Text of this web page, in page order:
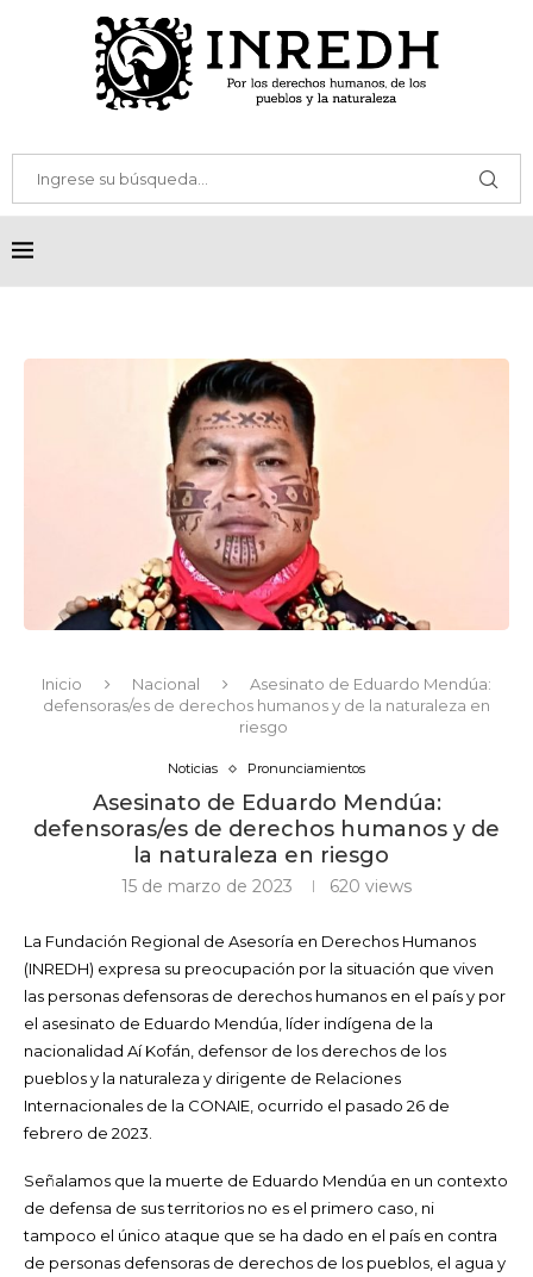
Inicio Nacional
Asesinato de Eduardo Mendúa:
defensoras/es de derechos humanos y de la naturaleza en
riesgo
Noticias Pronunciamientos
Asesinato de Eduardo Mendúa:
defensoras/es de derechos humanos y de
la naturaleza en riesgo
15 de marzo de 2023 620 views
La Fundación Regional de Asesoría en Derechos Humanos
(INREDH) expresa su preocupación por la situación que viven
las personas defensoras de derechos humanos en el país y por
el asesinato de Eduardo Mendúa, líder indígena de la
nacionalidad Aí Kofán, defensor de los derechos de los
pueblos y la naturaleza y dirigente de Relaciones
Internacionales de la CONAIE, ocurrido el pasado 26 de
febrero de 2023.
Señalamos que la muerte de Eduardo Mendúa en un contexto
de defensa de sus territorios no es el primero caso, ni
tampoco el único ataque que se ha dado en el país en contra
de personas defensoras de derechos de los pueblos, el agua y